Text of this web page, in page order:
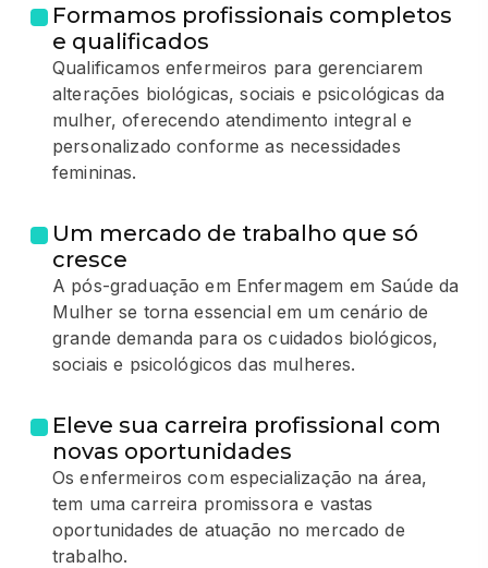
Formamos profissionais completos
e qualificados
Qualificamos enfermeiros para gerenciarem
alterações biológicas, sociais e psicológicas da
mulher, oferecendo atendimento integral e
personalizado conforme as necessidades
femininas.
Um mercado de trabalho que só
cresce
A pós-graduação em Enfermagem em Saúde da
Mulher se torna essencial em um cenário de
grande demanda para os cuidados biológicos,
sociais e psicológicos das mulheres.
Eleve sua carreira profissional com
novas oportunidades
Os enfermeiros com especialização na área,
tem uma carreira promissora e vastas
oportunidades de atuação no mercado de
trabalho.